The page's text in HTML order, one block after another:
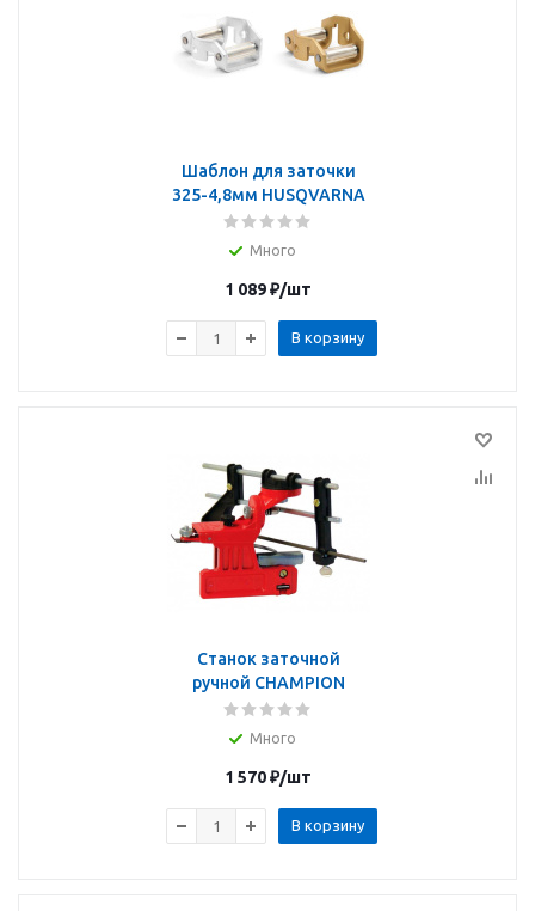
Шаблон для заточки
325-4,8мм HUSQVARNA
Много
1 089₽/шт
В корзину
Станок заточной
ручной CHAMPION
Много
1 570₽/шт
В корзину